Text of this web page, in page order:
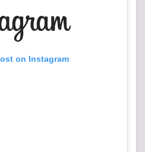
on Instagram